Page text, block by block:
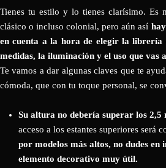
Tienes tu estilo y lo tienes clarísimo. Es
clásico o incluso colonial, pero aún así
en cuenta a la hora de elegir la librería
medidas, la iluminación y el uso que vas
Te vamos a dar algunas claves que te
cómoda, que con tu toque personal, se
Su altura no debería superar los 2,5
acceso a los estantes superiores será
por modelos más altos, no dudes en
elemento decorativo muy útil.